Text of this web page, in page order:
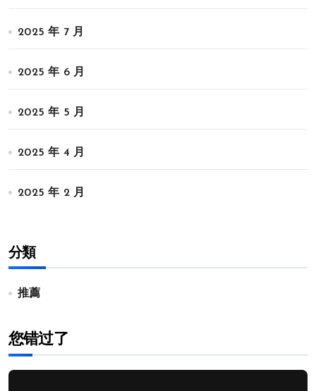
2025 年 7 月
2025 年 6 月
2025 年 5 月
2025 年 4 月
2025 年 2 月
分類
推薦
您错过了